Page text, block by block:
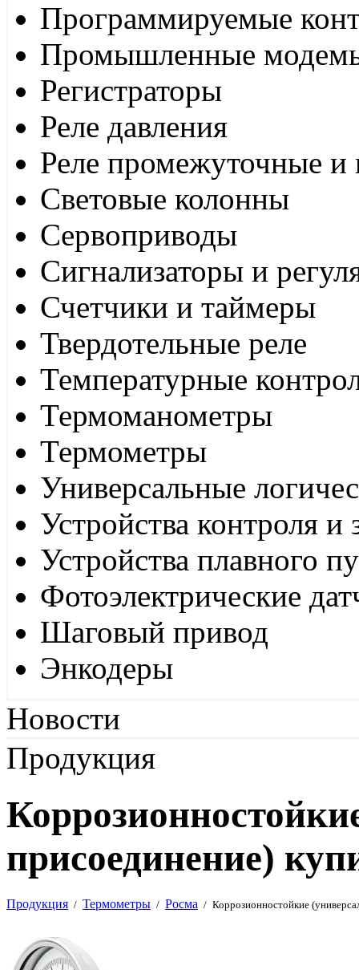
Программируемые
Промышленные
Регистраторы
Реле давления
Реле промежуточные и
Световые колонны
Сервоприводы
Сигнализаторы и
Счетчики и таймеры
Твердотельные реле
Температурные
Термоманометры
Термометры
Универсальные
Устройства контроля
Устройства плавного
Фотоэлектрические
Шаговый привод
Энкодеры
Новости
Продукция
присоединение)
Продукция / Термометры / Росма / Коррозионностойкие